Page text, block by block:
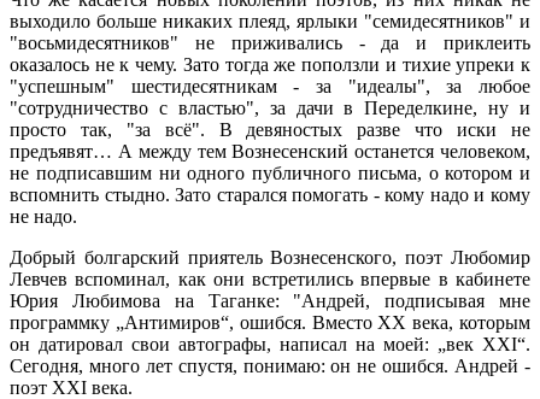
выходило больше никаких плеяд, ярлыки "семидесятников" и
"восьмидесятников" не приживались - да и приклеить
оказалось не к чему. Зато тогда же поползли и тихие упреки к
"успешным" шестидесятникам - за "идеалы", за любое
"сотрудничество с властью", за дачи в Переделкине, ну и
просто так, "за всё". В девяностых разве что иски не
предъявят… А между тем Вознесенский останется человеком,
не подписавшим ни одного публичного письма, о котором и
вспомнить стыдно. Зато старался помогать - кому надо и кому
не надо.
Добрый болгарский приятель Вознесенского, поэт Любомир
Левчев вспоминал, как они встретились впервые в кабинете
Юрия Любимова на Таганке: "Андрей, подписывая мне
программку „Антимиров“, ошибся. Вместо XX века, которым
он датировал свои автографы, написал на моей: „век XXI“.
Сегодня, много лет спустя, понимаю: он не ошибся. Андрей -
поэт XXI века.